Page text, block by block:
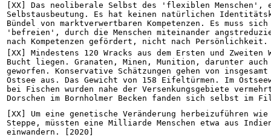
[XX] Das neoliberale Selbst des 'flexiblen Menschen',
Selbstausbeutung. Es hat keinen natürlichen
Bündel von marktverwertbaren Kompetenzen. Es muss
'befreien', durch die Menschen miteinander
nach Kompetenzen gefördert, nicht nach
[XX] Mindestens 120 Wracks aus dem Ersten und
Bucht liegen. Granaten, Minen, Munition, darunter
geworfen. Konservative Schätzungen gehen von
Ostsee aus. Das Gewicht von 158 Eifeltürmen. Im
bei Fischen wurden nahe der Versenkungsgebiete
Dorschen im Bornholmer Becken fanden sich selbst im
[XX] Um eine genetische Veränderung herbeizuführen
Steppe, müssten eine Milliarde Menschen etwa aus
einwandern. [2020]